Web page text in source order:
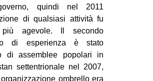
quindi nel 2011
di qualsiasi attività fu
agevole. Il secondo
di esperienza è stato
di assemblee popolari in
settentrionale nel 2007,
ombrello era